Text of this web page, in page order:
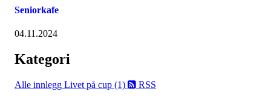
Seniorkafe
04.11.2024
Kategori
Alle innlegg Livet på cup (1) RSS